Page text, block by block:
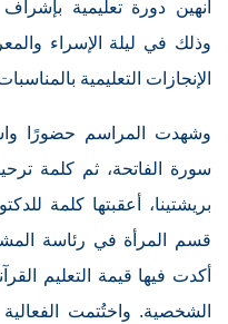
أنهين دورة تعليمية
وذلك في ليلة الإسراء
الإنجازات التعليمية
وشهدت المراسم حضورًا
سورة الفاتحة، ثم كلمة
بريشتينا، أعقبتها كلمة
قسم المرأة في رئاسة
أكدت فيها قيمة التعليم
الشخصية. واختُتمت الفعالية